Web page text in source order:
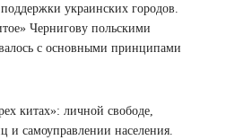
украинских городов.
Чернигову польскими
с основными принципами
китах»: личной свободе,
самоуправлении населения.